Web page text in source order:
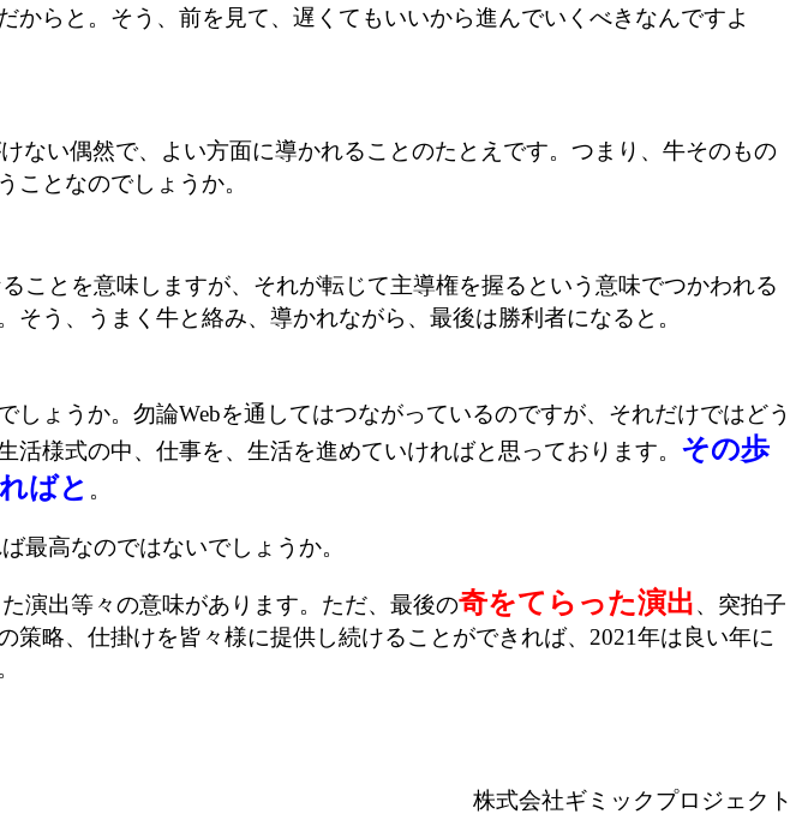
らと。そう、前を見て、遅くてもいいから進んでいくべきなんですよ
ない偶然で、よい方面に導かれることのたとえです。つまり、牛そのもの
ことなのでしょうか。
ことを意味しますが、それが転じて主導権を握るという意味でつかわれる
う、うまく牛と絡み、導かれながら、最後は勝利者になると。
ょうか。勿論Webを通してはつながっているのですが、それだけではどう
様式の中、仕事を、生活を進めていければと思っております。 その歩
ばと 。
最高なのではないでしょうか。
演出等々の意味があります。ただ、最後の奇をてらった演出、突拍子
略、仕掛けを皆々様に提供し続けることができれば、2021年は良い年に
株式会社ギミックプロジェクト